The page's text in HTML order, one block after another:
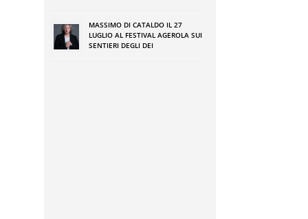
MASSIMO DI CATALDO IL 27
LUGLIO AL FESTIVAL AGEROLA SUI
SENTIERI DEGLI DEI